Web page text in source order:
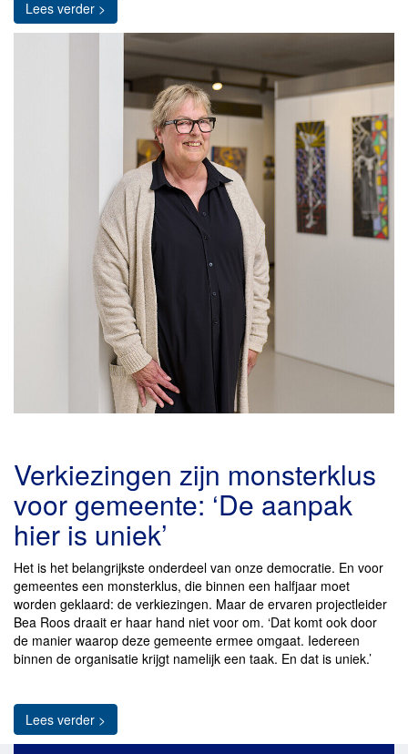
Lees verder >
Verkiezingen zijn monsterklus
voor gemeente: ‘De aanpak
hier is uniek’
Het is het belangrijkste onderdeel van onze democratie. En voor
gemeentes een monsterklus, die binnen een halfjaar moet
worden geklaard: de verkiezingen. Maar de ervaren projectleider
Bea Roos draait er haar hand niet voor om. ‘Dat komt ook door
de manier waarop deze gemeente ermee omgaat. Iedereen
binnen de organisatie krijgt namelijk een taak. En dat is uniek.’
Lees verder >